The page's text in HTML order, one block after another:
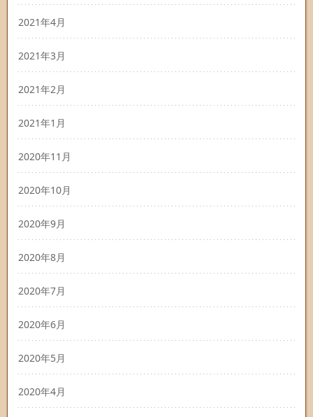
2021年4月
2021年3月
2021年2月
2021年1月
2020年11月
2020年10月
2020年9月
2020年8月
2020年7月
2020年6月
2020年5月
2020年4月